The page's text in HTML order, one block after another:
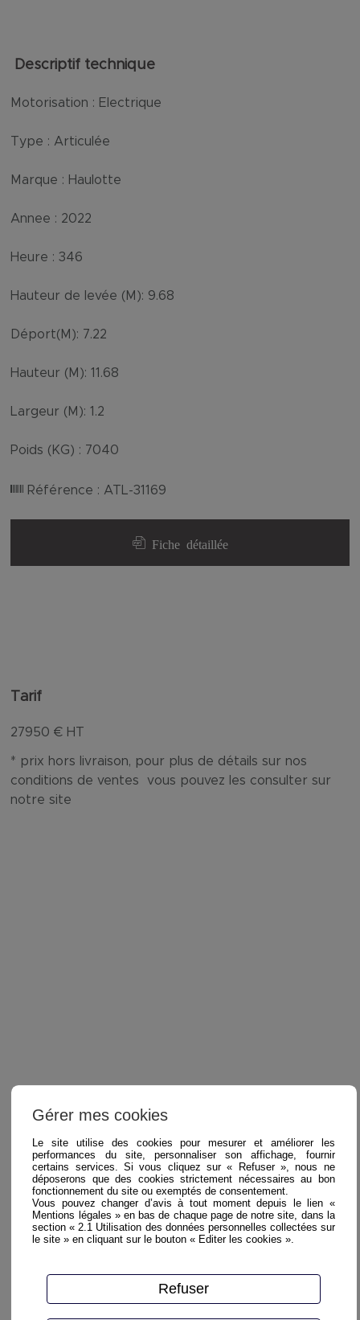
Descriptif technique
Motorisation : Electrique
Type : Articulée
Marque : Haulotte
Annee : 2022
Heure : 346
Hauteur de levée (M): 9.68
Déport(M): 7.22
Hauteur (M): 11.68
Largeur (M): 1.2
Poids (KG) : 7040
Référence : ATL-31169
Fiche détaillée
Tarif
27950€ HT
* prix hors livraison, pour plus de détails sur nos
conditions de ventes vous pouvez les consulter sur
notre site
Gérer mes cookies
Le site utilise des cookies pour mesurer et améliorer les
performances du site, personnaliser son affichage, fournir
certains services. Si vous cliquez sur « Refuser », nous ne
déposerons que des cookies strictement nécessaires au bon
fonctionnement du site ou exemptés de consentement.
Vous pouvez changer d’avis à tout moment depuis le lien «
Mentions légales » en bas de chaque page de notre site, dans la
section « 2.1 Utilisation des données personnelles collectées sur
le site » en cliquant sur le bouton « Editer les cookies ».
Refuser